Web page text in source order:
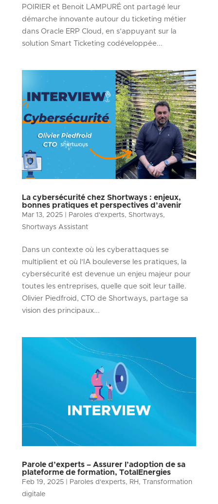
POIRIER et Benoit LAMPURÉ ont partagé leur
démarche innovante autour du ticketing métier
dans Oracle ERP Cloud, en s’appuyant sur la
solution Smart Ticketing codéveloppée...
La cybersécurité chez Shortways : enjeux,
bonnes pratiques et perspectives d’avenir
Mar 13, 2025| Paroles d'experts, Shortways,
Shortways Assistant
Dans un contexte où les cyberattaques se
multiplient et où l’IA bouleverse les pratiques, la
cybersécurité est devenue un enjeu majeur pour
toutes les entreprises, quelle que soit leur taille.
Olivier Piedfroid, CTO de Shortways, partage sa
vision des principaux...
Parole d’experts – Assurer l’adoption de sa
plateforme de formation, TotalEnergies
Feb 19, 2025| Paroles d'experts, RH ,
Transformation
digitale